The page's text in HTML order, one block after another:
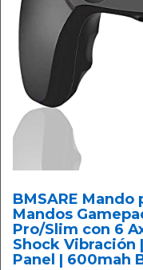
BMSARE Mando
Mandos
Pro/Slim con 6
Shock Vibración
Panel | 600mah